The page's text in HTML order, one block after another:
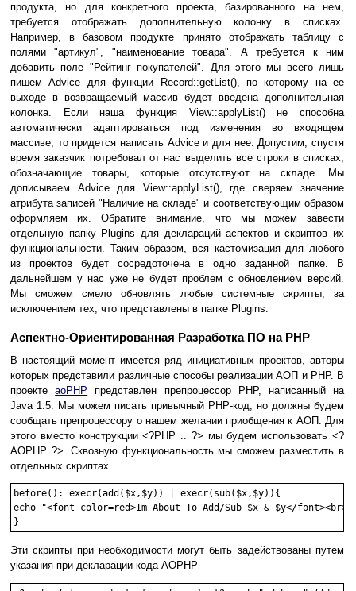
продукта, но для конкретного проекта, базированного на нем,
требуется отображать дополнительную колонку в списках.
Например, в базовом продукте принято отображать таблицу с
полями "артикул", "наименование товара". А требуется к ним
добавить поле "Рейтинг покупателей". Для этого мы всего лишь
пишем Advice для функции Record::getList(), по которому на ее
выходе в возвращаемый массив будет введена дополнительная
колонка. Если наша функция View::applyList() не способна
автоматически адаптироваться под изменения во входящем
массиве, то придется написать Advice и для нее. Допустим, спустя
время заказчик потребовал от нас выделить все строки в списках,
обозначающие товары, которые отсутствуют на складе. Мы
дописываем Advice для View::applyList(), где сверяем значение
атрибута записей "Наличие на складе" и соответствующим образом
оформляем их. Обратите внимание, что мы можем завести
отдельную папку Plugins для деклараций аспектов и скриптов их
функциональности. Таким образом, вся кастомизация для любого
из проектов будет сосредоточена в одно заданной папке. В
дальнейшем у нас уже не будет проблем с обновлением версий.
Мы сможем смело обновлять любые системные скрипты, за
исключением тех, что представлены в папке Plugins.
Аспектно-Ориентированная Разработка ПО на PHP
В настоящий момент имеется ряд инициативных проектов, авторы
которых представили различные способы реализации АОП и PHP. В
проектеaoPHP представлен препроцессор PHP, написанный на
Java 1.5. Мы можем писать привычный PHP-код, но должны будем
сообщать препроцессору о нашем желании приобщения к АОП. Для
этого вместо конструкции <?PHP .. ?> мы будем использовать <?
AOPHP ?>. Сквозную функциональность мы сможем разместить в
отдельных скриптах.
before(): execr(add($x,$y)) | execr(sub($x,$y)){
echo "<font color=red>Im About To Add/Sub $x & $y</
Эти скрипты при необходимости могут быть задействованы путем
указания при декларации кода AOPHP